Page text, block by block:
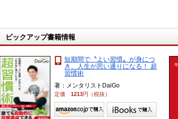
ピックアップ書籍情報
短期間で〝よい習慣〟が身につ
き、人生が思い通りになる！ 超
習慣術
著：メンタリストDaiGo
定価 1213円（税抜）